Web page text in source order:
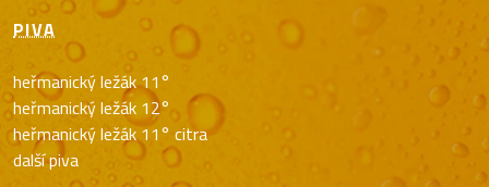
PIVA
heřmanický ležák 11°
heřmanický ležák 12°
heřmanický ležák 11° citra
další piva